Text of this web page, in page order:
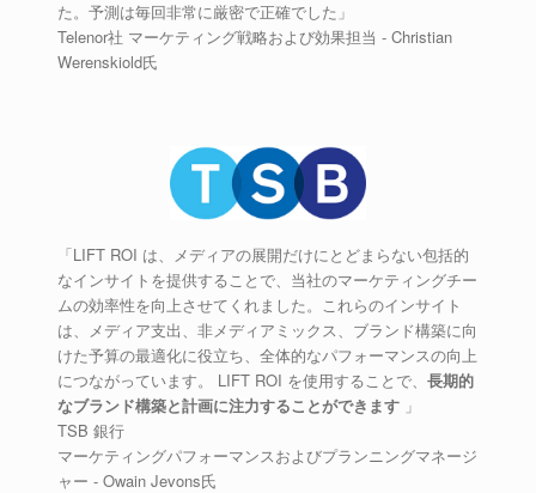
た。予測は毎回非常に厳密で正確でした」
Telenor社 マーケティング戦略および効果担当 - Christian
Werenskiold氏
「LIFT ROI は、メディアの展開だけにとどまらない包括的
なインサイトを提供することで、当社のマーケティングチー
ムの効率性を向上させてくれました。これらのインサイト
は、メディア支出、非メディアミックス、ブランド構築に向
けた予算の最適化に役立ち、全体的なパフォーマンスの向上
につながっています。 LIFT ROI を使用することで、長期的
なブランド構築と計画に注力することができます 」
TSB 銀行
マーケティングパフォーマンスおよびプランニングマネージ
ャー - Owain Jevons氏